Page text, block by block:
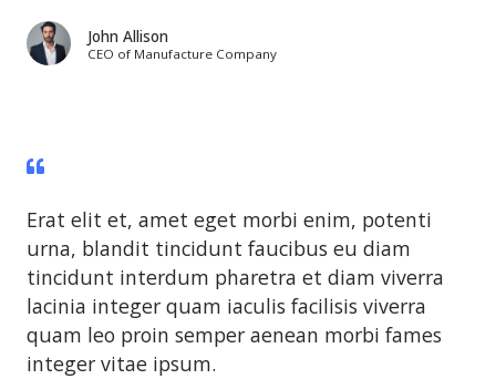
John Allison
CEO of Manufacture Company
Erat elit et, amet eget morbi enim, potenti
urna, blandit tincidunt faucibus eu diam
tincidunt interdum pharetra et diam viverra
lacinia integer quam iaculis facilisis viverra
quam leo proin semper aenean morbi fames
integer vitae ipsum.